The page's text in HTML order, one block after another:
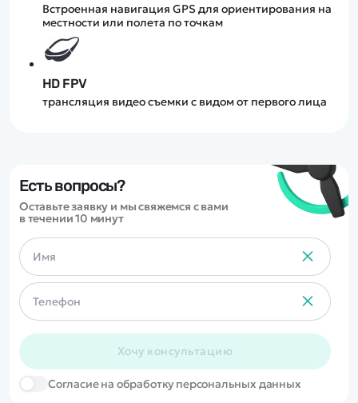
Встроенная навигация GPS для ориентирования на
местности или полета по точкам
HD FPV
трансляция видео съемки с видом от первого лица
Есть вопросы?
Оставьте заявку и мы свяжемся с вами
в течении 10 минут
Хочу консультацию
Cогласие на обработку персональных данных